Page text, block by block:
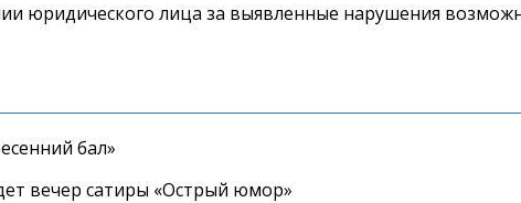
юридического лица за выявленные нарушения
бал»
вечер сатиры «Острый юмор»